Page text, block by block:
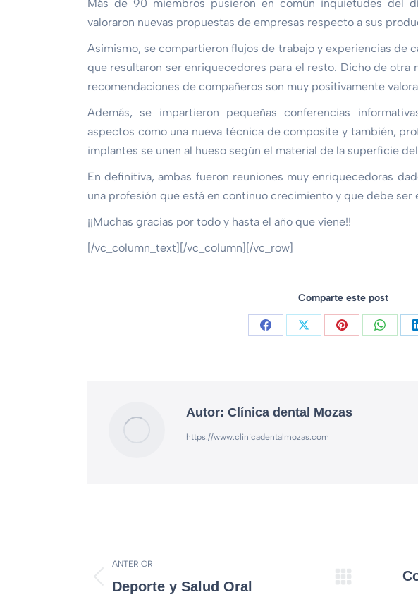
Más de 90 miembros pusieron en común inquietudes del
valoraron nuevas propuestas de empresas respecto a sus
Asimismo, se compartieron flujos de trabajo y experiencias de
que resultaron ser enriquecedores para el resto. Dicho de otra
recomendaciones de compañeros son muy positivamente
Además, se impartieron pequeñas conferencias
aspectos como una nueva técnica de composite y también,
implantes se unen al hueso según el material de la superficie
En definitiva, ambas fueron reuniones muy enriquecedoras
una profesión que está en continuo crecimiento y que debe ser
¡¡Muchas gracias por todo y hasta el año que viene!!
[/vc_column_text][/vc_column][/vc_row]
Comparte este post
Autor: Clínica dental Mozas
https://www.clinicadentalmozas.com
ANTERIOR
Deporte y Salud Oral